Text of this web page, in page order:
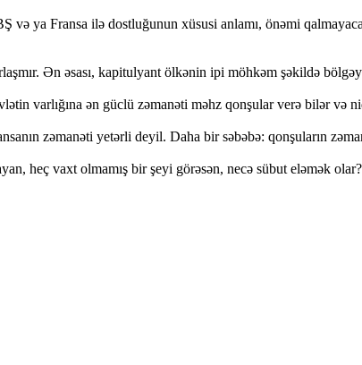
və ya Fransa ilə dostluğunun xüsusi anlamı, önəmi
Ən əsası, kapitulyant ölkənin ipi möhkəm şəkildə
varlığına ən güclü zəmanəti məhz qonşular verə bilər və
zəmanəti yetərli deyil. Daha bir səbəbə: qonşuların
heç vaxt olmamış bir şeyi görəsən, necə sübut eləmək